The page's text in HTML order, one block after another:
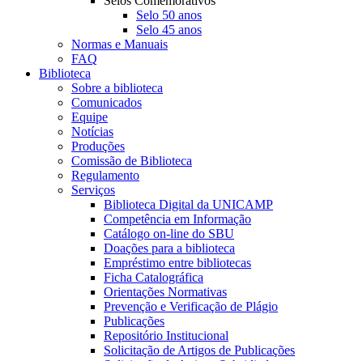
Selo 50 anos
Selo 45 anos
Normas e Manuais
FAQ
Biblioteca
Sobre a biblioteca
Comunicados
Equipe
Notícias
Produções
Comissão de Biblioteca
Regulamento
Serviços
Biblioteca Digital da UNICAMP
Competência em Informação
Catálogo on-line do SBU
Doações para a biblioteca
Empréstimo entre bibliotecas
Ficha Catalográfica
Orientações Normativas
Prevenção e Verificação de Plágio
Publicações
Repositório Institucional
Solicitação de Artigos de Publicações